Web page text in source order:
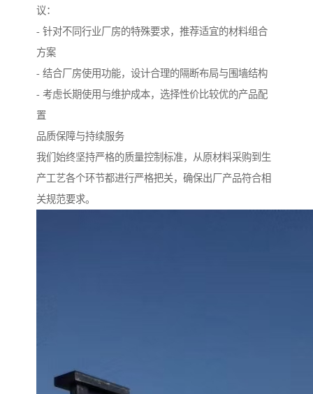
议：
- 针对不同行业厂房的特殊要求，推荐适宜的材料组合
方案
- 结合厂房使用功能，设计合理的隔断布局与围墙结构
- 考虑长期使用与维护成本，选择性价比较优的产品配
置
品质保障与持续服务
我们始终坚持严格的质量控制标准，从原材料采购到生
产工艺各个环节都进行严格把关，确保出厂产品符合相
关规范要求。